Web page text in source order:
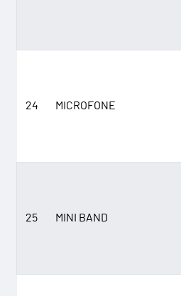
24 MICROFONE
25 MINI BAND